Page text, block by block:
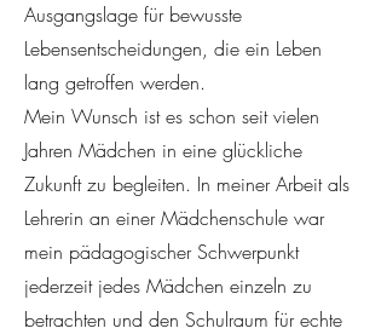
Ausgangslage für bewusste
Lebensentscheidungen, die ein Leben
lang getroffen werden.
Mein Wunsch ist es schon seit vielen
Jahren Mädchen in eine glückliche
Zukunft zu begleiten. In meiner Arbeit als
Lehrerin an einer Mädchenschule war
mein pädagogischer Schwerpunkt
jederzeit jedes Mädchen einzeln zu
betrachten und den Schulraum für echte